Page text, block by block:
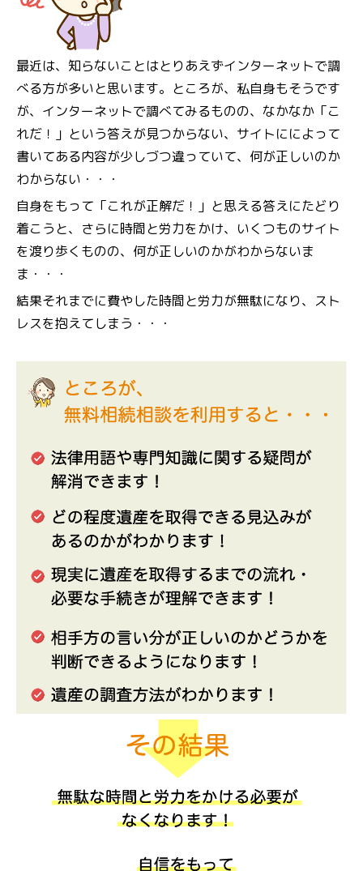
最近は、知らないことはとりあえずインターネットで調
べる方が多いと思います。ところが、私自身もそうです
が、インターネットで調べてみるものの、なかなか「こ
れだ！」という答えが見つからない、サイトにによって
書いてある内容が少しづつ違っていて、何が正しいのか
わからない・・・
自身をもって「これが正解だ！」と思える答えにたどり
着こうと、さらに時間と労力をかけ、いくつものサイト
を渡り歩くものの、何が正しいのかがわからないま
ま・・・
結果それまでに費やした時間と労力が無駄になり、スト
レスを抱えてしまう・・・